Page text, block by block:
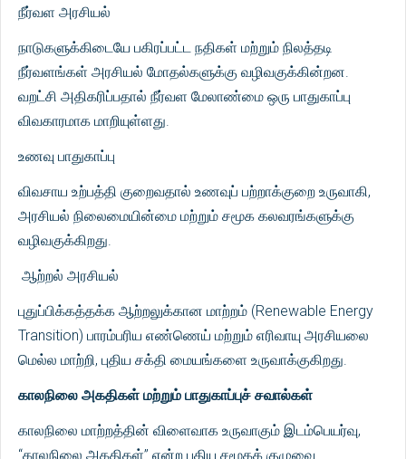
நீர்வள அரசியல்
நாடுகளுக்கிடையே பகிரப்பட்ட நதிகள் மற்றும் நிலத்தடி
நீர்வளங்கள் அரசியல் மோதல்களுக்கு வழிவகுக்கின்றன.
வறட்சி அதிகரிப்பதால் நீர்வள மேலாண்மை ஒரு பாதுகாப்பு
விவகாரமாக மாறியுள்ளது.
உணவு பாதுகாப்பு
விவசாய உற்பத்தி குறைவதால் உணவுப் பற்றாக்குறை உருவாகி,
அரசியல் நிலைமையின்மை மற்றும் சமூக கலவரங்களுக்கு
வழிவகுக்கிறது.
ஆற்றல் அரசியல்
புதுப்பிக்கத்தக்க ஆற்றலுக்கான மாற்றம் (Renewable Energy
Transition) பாரம்பரிய எண்ணெய் மற்றும் எரிவாயு அரசியலை
மெல்ல மாற்றி, புதிய சக்தி மையங்களை உருவாக்குகிறது.
காலநிலை அகதிகள் மற்றும் பாதுகாப்புச் சவால்கள்
காலநிலை மாற்றத்தின் விளைவாக உருவாகும் இடம்பெயர்வு,
“காலநிலை அகதிகள்” என்ற புதிய சமூகக் குழுவை